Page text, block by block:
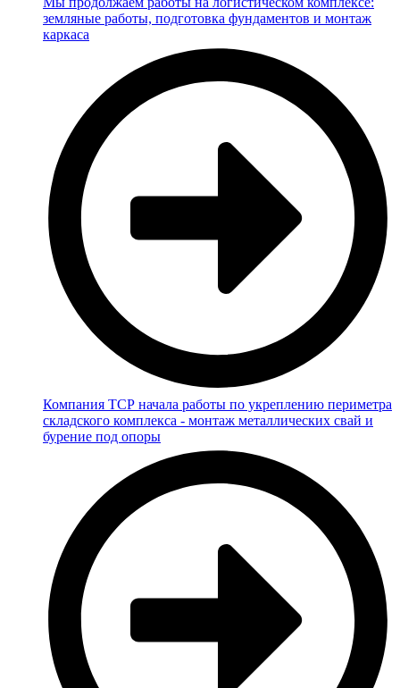
земляные работы, подготовка фундаментов и монтаж
каркаса
Компания ТСР начала работы по укреплению периметра
складского комплекса - монтаж металлических свай и
бурение под опоры